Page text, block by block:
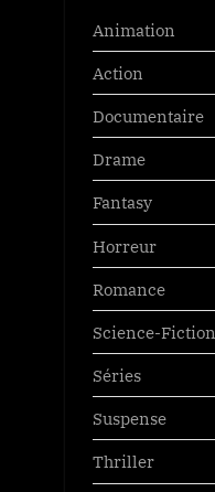
Animation
Action
Documentaire
Drame
Fantasy
Horreur
Romance
Science-Fiction
Séries
Suspense
Thriller